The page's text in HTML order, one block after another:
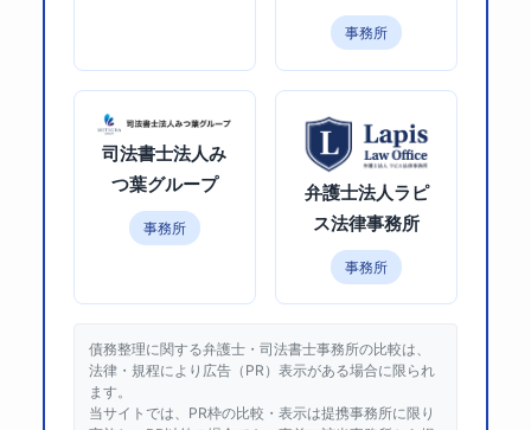
事務所
司法書士法人み
つ葉グループ
事務所
弁護士法人ラピ
ス法律事務所
事務所
債務整理に関する弁護士・司法書士事務所の比較は、
法律・規程により広告（PR）表示がある場合に限られ
ます。
当サイトでは、PR枠の比較・表示は提携事務所に限り